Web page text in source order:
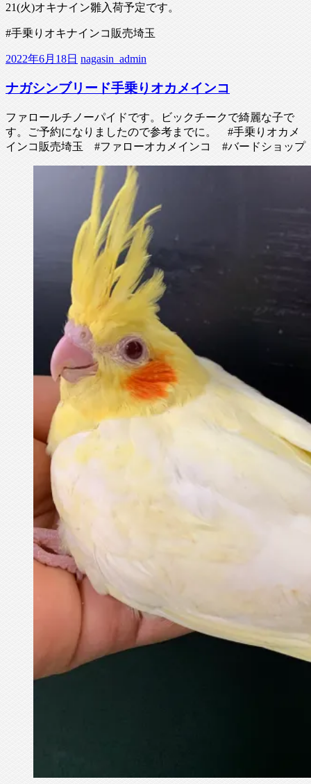
21(火)オキナイン雛入荷予定です。
#手乗りオキナインコ販売埼玉
2022年6月18日 nagasin_admin
ナガシンブリード手乗りオカメインコ
ファロールチノーパイドです。ビックチークで綺麗な子で
す。ご予約になりましたので参考までに。 #手乗りオカメ
インコ販売埼玉 #ファローオカメインコ #バードショップ